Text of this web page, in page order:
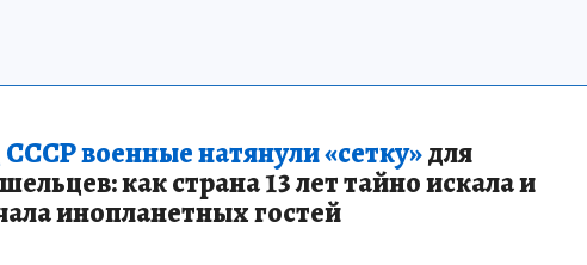
военные натянули «сетку»для
как страна 13 лет тайно искала и
инопланетных гостей